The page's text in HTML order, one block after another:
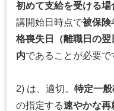
初めて支給を受ける場
講開始日時点で被保険
格喪失日（離職日の
内であることが必要で
2) は、適切。 特定一般
の指定する速やかな再